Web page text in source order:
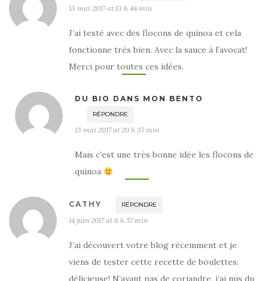
13 mai 2017 at 13 h 44 min
J’ai testé avec des flocons de quinoa et cela
fonctionne très bien. Avec la sauce à l’avocat!
Merci pour toutes ces idées.
DU BIO DANS MON BENTO
RÉPONDRE
13 mai 2017 at 20 h 37 min
Mais c’est une très bonne idée les flocons de
quinoa
CATHY RÉPONDRE
14 juin 2017 at 6 h 57 min
J’ai découvert votre blog récemment et je
viens de tester cette recette de boulettes:
délicieuse! N’ayant pas de coriandre, j’ai mis du